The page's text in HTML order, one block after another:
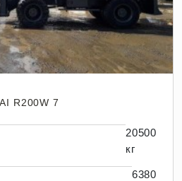
R200W 7
20500
кг
6380